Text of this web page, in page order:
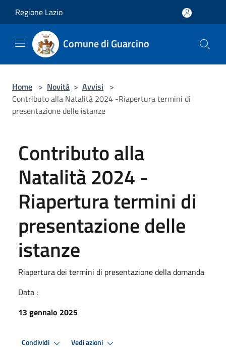
Regione Lazio
Comune di Guarcino
Home > Novità > Avvisi >
Contributo alla Natalità 2024 -Riapertura termini di
presentazione delle istanze
Contributo alla
Natalità 2024 -
Riapertura termini di
presentazione delle
istanze
Riapertura dei termini di presentazione della domanda
Data :
13 gennaio 2025
Condividi Vedi azioni